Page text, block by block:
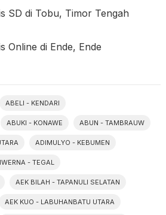
SD di Tobu, Timor Tengah
Online di Ende, Ende
ABELI - KENDARI
ABUKI - KONAWE ABUN - TAMBRAUW
ADIMULYO - KEBUMEN
- TEGAL
AEK BILAH - TAPANULI SELATAN
AEK KUO - LABUHANBATU UTARA